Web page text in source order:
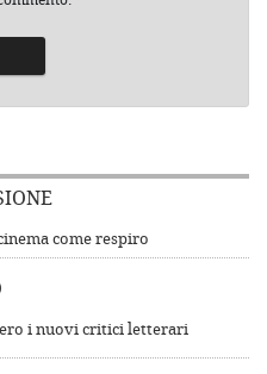
come respiro
i nuovi critici letterari